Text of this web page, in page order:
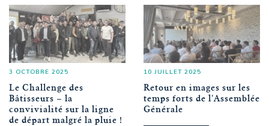
3 OCTOBRE 2025
Le Challenge des
Bâtisseurs – la
convivialité sur la ligne
de départ malgré la pluie !
10 JUILLET 2025
Retour en images sur les
temps forts de l’Assemblée
Générale